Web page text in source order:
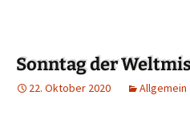
Sonntag der
22. Oktober 2020 Allgemein